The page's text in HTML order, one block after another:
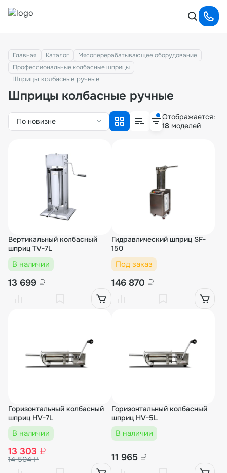
Главная Каталог
Мясоперерабатывающее оборудование
Профессиональные колбасные шприцы
Шприцы колбасные ручные
Шприцы колбасные ручные
По новизне
Отображается:
18 моделей
Вертикальный колбасный
шприц TV-7L
В наличии
13 699 ₽
Гидравлический шприц SF-
150
Под заказ
146 870 ₽
Горизонтальный колбасный
шприц HV-7L
В наличии
13 303 ₽
14 504₽
Горизонтальный колбасный
шприц HV-5L
В наличии
11 965 ₽